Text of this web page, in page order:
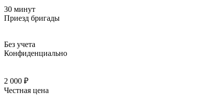
30 минут
Приезд бригады
Без учета
Конфиденциально
2 000 ₽
Честная цена